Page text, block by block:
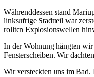
Währenddessen stand
linksufrige Stadtteil war
rollten Explosionswellen
In der Wohnung hängten
Fensterscheiben. Wir
Wir versteckten uns im Bad.